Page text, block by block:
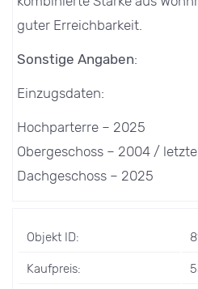
guter Erreichbarkeit.
Sonstige Angaben:
Einzugsdaten:
Hochparterre – 2025
Obergeschoss – 2004 /
Dachgeschoss – 2025
Objekt ID:
Kaufpreis: